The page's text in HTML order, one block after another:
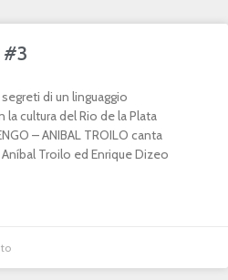
#3
di un linguaggio
cultura del Rio de la Plata
– ANIBAL TROILO canta
Aníbal Troilo ed Enrique Dizeo